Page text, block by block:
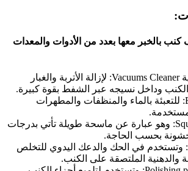
بالخبر معها بعدد من الأدوات والمعدات
مكانس كهربائية Vacuums Cleaner: لإزالة الأتربة والغبار
الكنب وداخل نسيجه عبر الشفط بقوة كبيرة.
جرادل Buckets: للتعبئة بالماء والمنظفات والمطهرات
سكويزر Squeezer: وهو عبارة عن ماسحة طويلة تأتي بدرجات
بحسب الحاجة.
فُرش Brushes: وتستخدم في الحك والدعك اليدوي للتخلص
والدهنية الملتصقة على الكنب.